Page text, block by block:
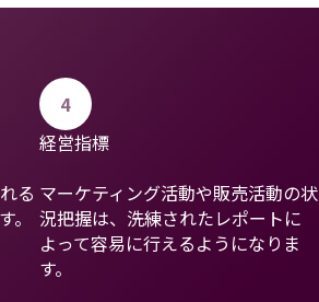
る
4
経営指標
マーケティング活動や販売活動の状
況把握は、洗練されたレポートに
よって容易に行えるようになりま
す。